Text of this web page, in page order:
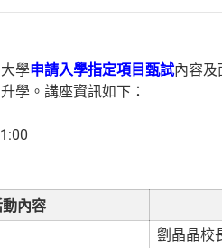
學申請入學指定項目甄試內容及
學。講座資訊如下：
內容
劉晶晶校